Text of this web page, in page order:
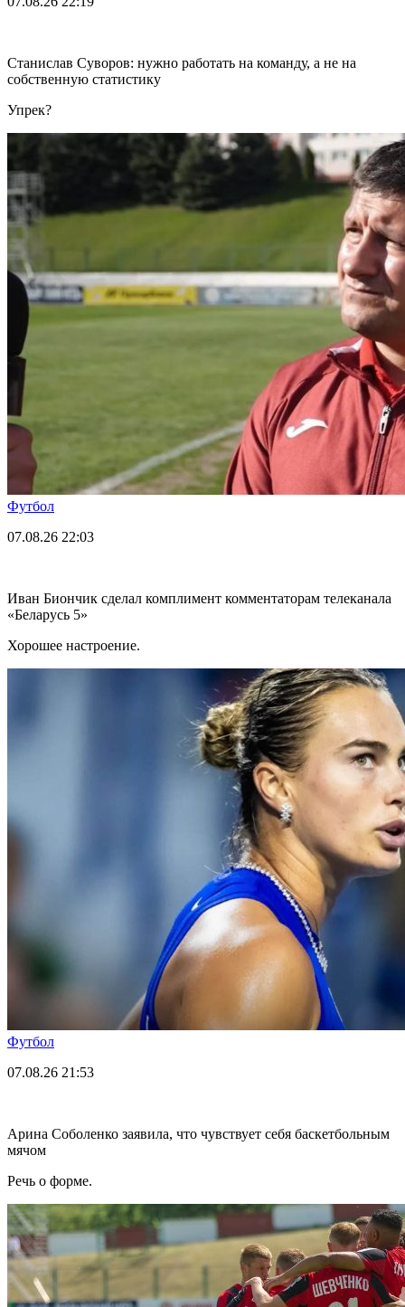
Станислав Суворов: нужно работать на команду, а не на
собственную статистику
Упрек?
Футбол
07.08.26 22:03
Иван Биончик сделал комплимент комментаторам телеканала
«Беларусь 5»
Хорошее настроение.
Футбол
07.08.26 21:53
Арина Соболенко заявила, что чувствует себя баскетбольным
мячом
Речь о форме.